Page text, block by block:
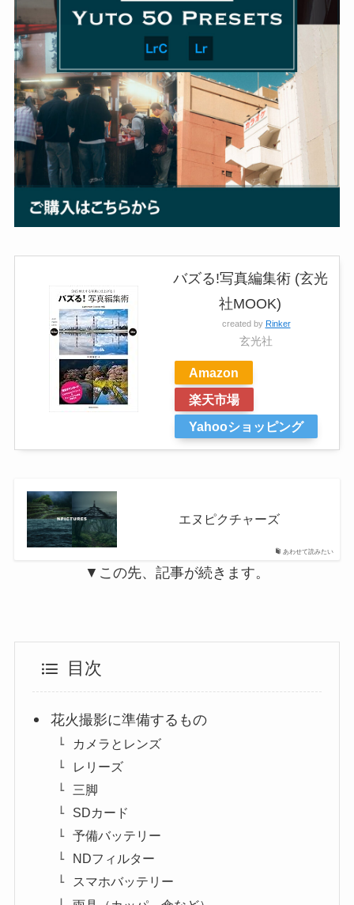
バズる!写真編集術 (玄光
社MOOK)
created by Rinker
玄光社
Amazon
楽天市場
Yahooショッピング
あわせて読みたい
エヌピクチャーズ
▼この先、記事が続きます。
目次
花火撮影に準備するもの
カメラとレンズ
レリーズ
三脚
SDカード
予備バッテリー
NDフィルター
スマホバッテリー